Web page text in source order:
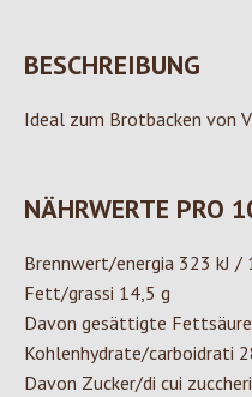
BESCHREIBUNG
Ideal zum Brotbacken von
NÄHRWERTE PRO
Brennwert/energia 323 kJ /
Fett/grassi 14,5 g
Davon gesättigte
Kohlenhydrate/carboidrati
Davon Zucker/di cui